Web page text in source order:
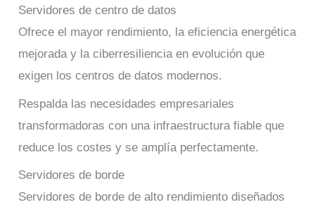
Servidores de centro de datos
Ofrece el mayor rendimiento, la eficiencia energética
mejorada y la ciberresiliencia en evolución que
exigen los centros de datos modernos.
Respalda las necesidades empresariales
transformadoras con una infraestructura fiable que
reduce los costes y se amplía perfectamente.
Servidores de borde
Servidores de borde de alto rendimiento diseñados